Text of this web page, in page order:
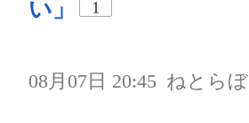
い」
1
08月07日 20:45 ねとらぼ